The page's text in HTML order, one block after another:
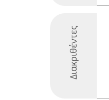
Διακριθέντες